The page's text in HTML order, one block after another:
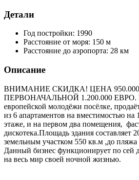
Детали
Год постройки: 1990
Расстояние от моря: 150 м
Расстояние до аэропорта: 28 км
Описание
ВНИМАНИЕ СКИДКА! ЦЕНА
ПЕРВОНАЧАЛЬНОЙ 1.200.000 ЕВРО. В
европейской молодёжи посёлке,
из 6 апартаментов на вместимостью на
этаже, и на первом два помещения,
дискотека.Площадь здания составляет
земельным участком 550 кв.м ,до пляжа
Данный бизнес функционирует по сей
на весь мир своей ночной жизнью.